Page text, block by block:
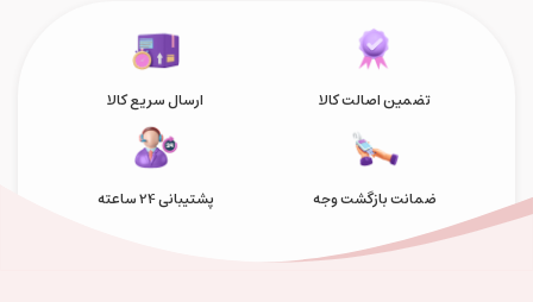
تضمین اصالت کالا ارسال سریع کالا
ضمانت بازگشت وجه پشتیبانی 24 ساعته